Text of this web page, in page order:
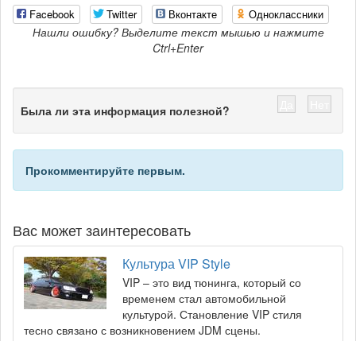
Facebook Twitter Вконтакте Одноклассники
Нашли ошибку? Выделите текст мышью и нажмите
Ctrl+Enter
Была ли эта информация полезной?
Прокомментируйте первым.
Вас может заинтересовать
Культура VIP Style
VIP – это вид тюнинга, который со
временем стал автомобильной
культурой. Становление VIP стиля
тесно связано с возникновением JDM сцены.